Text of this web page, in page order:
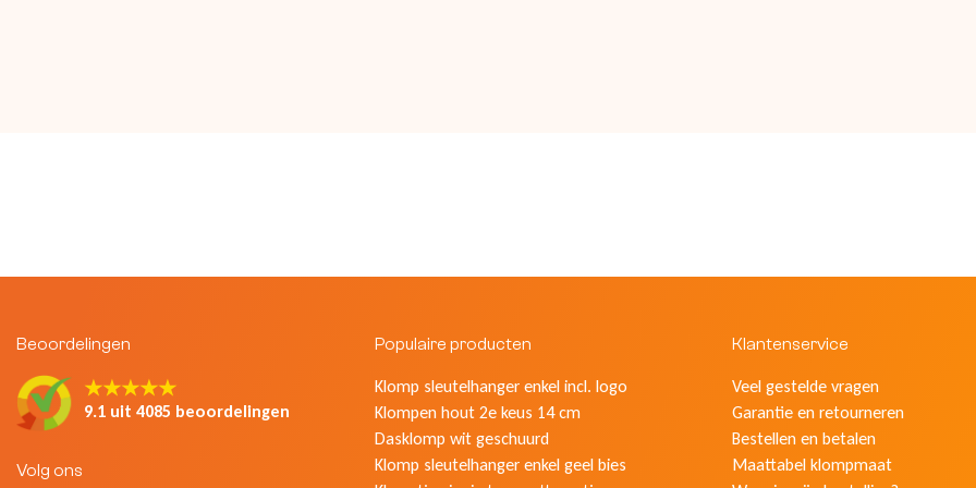
Beoordelingen
★★★★★
9.1 uit 4085 beoordelingen
Volg ons
Populaire producten
Klomp sleutelhanger enkel incl. logo
Klompen hout 2e keus 14 cm
Dasklomp wit geschuurd
Klomp sleutelhanger enkel geel bies
Klantenservice
Veel gestelde vragen
Garantie en retourneren
Bestellen en betalen
Maattabel klompmaat